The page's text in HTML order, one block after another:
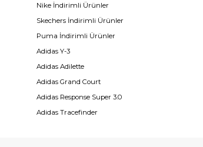
Nike İndirimli Ürünler
Skechers İndirimli Ürünler
Puma İndirimli Ürünler
Adidas Y-3
Adidas Adilette
Adidas Grand Court
Adidas Response Super 3.0
Adidas Tracefinder